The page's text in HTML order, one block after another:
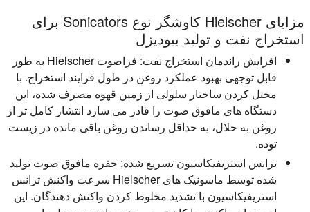
مزایای Hielscher کاوشگر نوع Sonicators برای
استخراج نفت و تولید بیودیزل
افزایش راندمان استخراج نفت:
فراصوت Hielscher به طور
قابل توجهی بهبود عملکرد روغن در طول فرایند استخراج. با
مختل کردن ساختار سلولی از زمین قهوه مصرف شده، این
دستگاه های مافوق صوت را قادر می سازد انتشار کامل تر از
روغن به حلال، به حداقل رساندن روغن باقی مانده در زیست
توده.
ترانس استریفیکاسیون تسریع شده: حفره مافوق صوت تولید
شده توسط ماسونیک های Hielscher سرعت واکنش ترانس
استریفیکاسیون با تشدید مخلوط کردن واکنش دهندگان. این